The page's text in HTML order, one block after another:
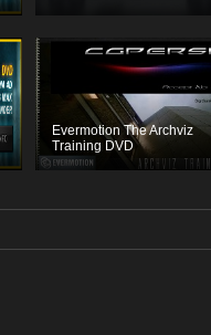
Evermotion The Archviz
Training DVD